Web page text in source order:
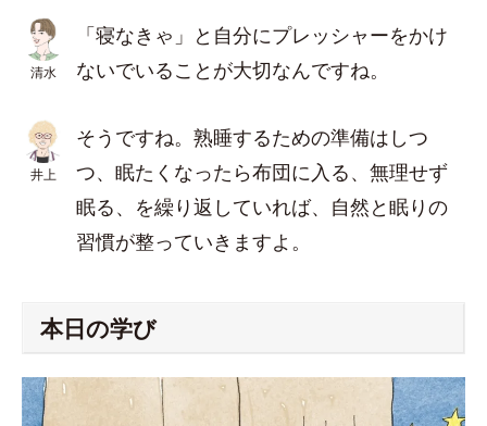
清水
「寝なきゃ」と自分にプレッシャーをかけ
ないでいることが大切なんですね。
井上
そうですね。熟睡するための準備はしつ
つ、眠たくなったら布団に入る、無理せず
眠る、を繰り返していれば、自然と眠りの
習慣が整っていきますよ。
本日の学び